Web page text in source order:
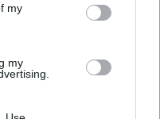
my
my